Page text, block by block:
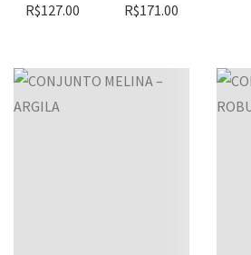
R$127.00
R$171.00